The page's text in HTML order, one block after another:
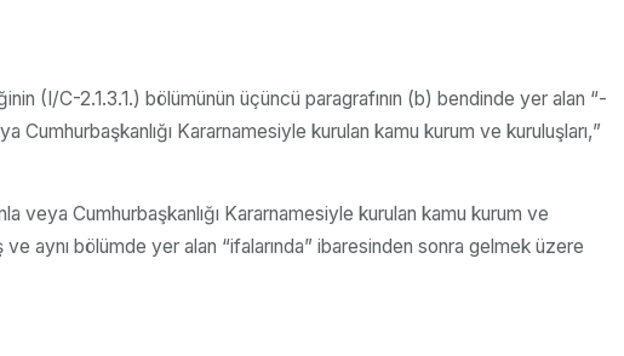
(I/C-2.1.3.1.) bölümünün üçüncü paragrafının (b) bendinde yer alan “-
Cumhurbaşkanlığı Kararnamesiyle kurulan kamu kurum ve kuruluşları,”
veya Cumhurbaşkanlığı Kararnamesiyle kurulan kamu kurum ve
aynı bölümde yer alan “ifalarında” ibaresinden sonra gelmek üzere